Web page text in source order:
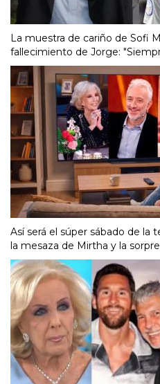
La muestra de cariño de Sofi
fallecimiento de Jorge:
Así será el súper sábado de la
la mesaza de Mirtha y la